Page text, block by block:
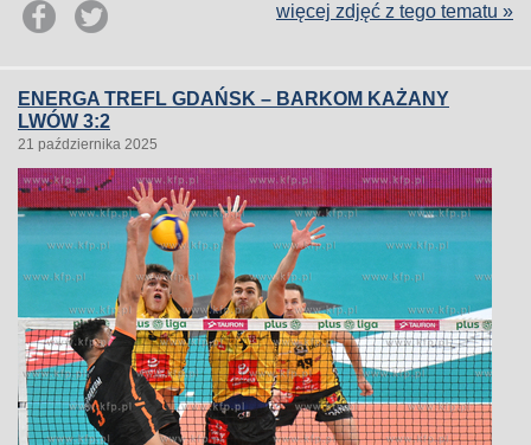
więcej zdjęć z tego tematu »
ENERGA TREFL GDAŃSK – BARKOM KAŻANY
LWÓW 3:2
21 października 2025